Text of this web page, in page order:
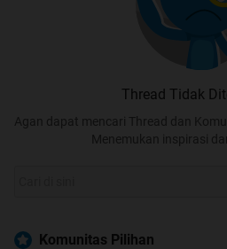
Thread Tidak
Agan dapat mencari Thread dan
Menemukan inspirasi
Komunitas Pilihan